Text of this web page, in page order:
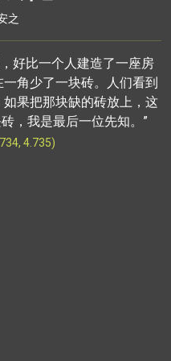
之
好比一个人建造了一座房
角少了一块砖。人们看到
果把那块缺的砖放上，这
，我是最后一位先知。”
4.735)